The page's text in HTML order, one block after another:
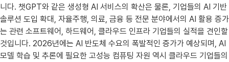
니다. 챗GPT와 같은 생성형 AI 서비스의 확산은 물론, 기업들의 AI 기반
솔루션 도입 확대, 자율주행, 의료, 금융 등 전문 분야에서의 AI 활용 증가
는 관련 소프트웨어, 하드웨어, 클라우드 인프라 기업들의 실적을 견인할
것입니다. 2026년에는 AI 반도체 수요의 폭발적인 증가가 예상되며, AI
모델 학습 및 추론에 필요한 고성능 컴퓨팅 자원 역시 클라우드 기업들의